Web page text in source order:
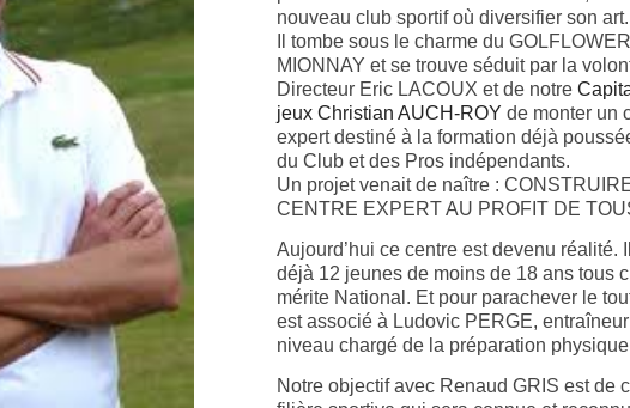
nouveau club sportifoù diversifier son art.
Il tombe sous le charme du
MIONNAY et se trouve séduit par la
Directeur Eric LACOUX et de notre
jeux Christian AUCH-ROY de monter un
expert destiné à la formation déjà
du Club et des Pros indépendants.
Un projet venait de naître :
CENTRE EXPERT AU PROFIT DE
Aujourd’hui ce centre est devenu réalité.
déjà 12 jeunes de moins de 18 ans tous
mérite National. Et pour parachever le
est associé à Ludovic PERGE,
niveau chargé de la préparation
Notre objectif avec Renaud GRIS est de